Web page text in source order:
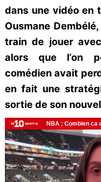
dans une vidéo en
Ousmane
train de jouer
alors que l’on
comédien avait
en fait une
sortie de son